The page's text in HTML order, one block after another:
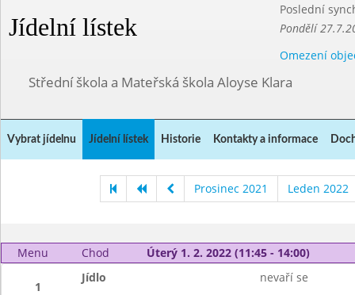
Jídelní lístek
Poslední
Pondělí
Omezení
Střední škola a Mateřská škola Aloyse Klara
Vybrat jídelnu Jídelní lístek Historie Kontakty a informace
Prosinec 2021 Leden 2022
Menu Chod Úterý 1. 2. 2022 (11:45 - 14:00)
1
Jídlo nevaří se